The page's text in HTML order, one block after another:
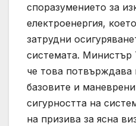
споразумението за
електроенергия,
затрудни
системата. Министър
че това потвърждава
базовите и
сигурността на
на призива за ясна